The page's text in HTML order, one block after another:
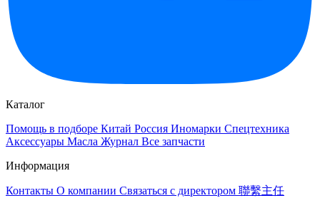
Каталог
Помощь в подборе Китай Россия Иномарки Спецтехника
Аксессуары Масла Журнал Все запчасти
Информация
Контакты О компании Связаться с директором 聯繫主任